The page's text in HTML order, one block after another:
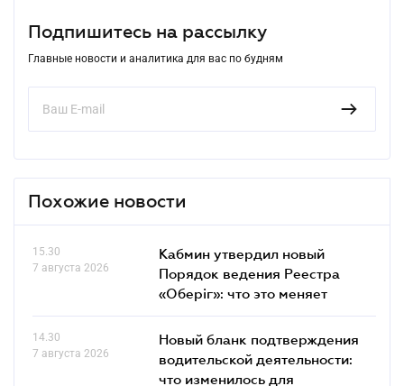
Подпишитесь на рассылку
Главные новости и аналитика для вас по будням
Похожие новости
15.30
7 августа 2026
Кабмин утвердил новый
Порядок ведения Реестра
«Оберіг»: что это меняет
14.30
7 августа 2026
Новый бланк подтверждения
водительской деятельности:
что изменилось для